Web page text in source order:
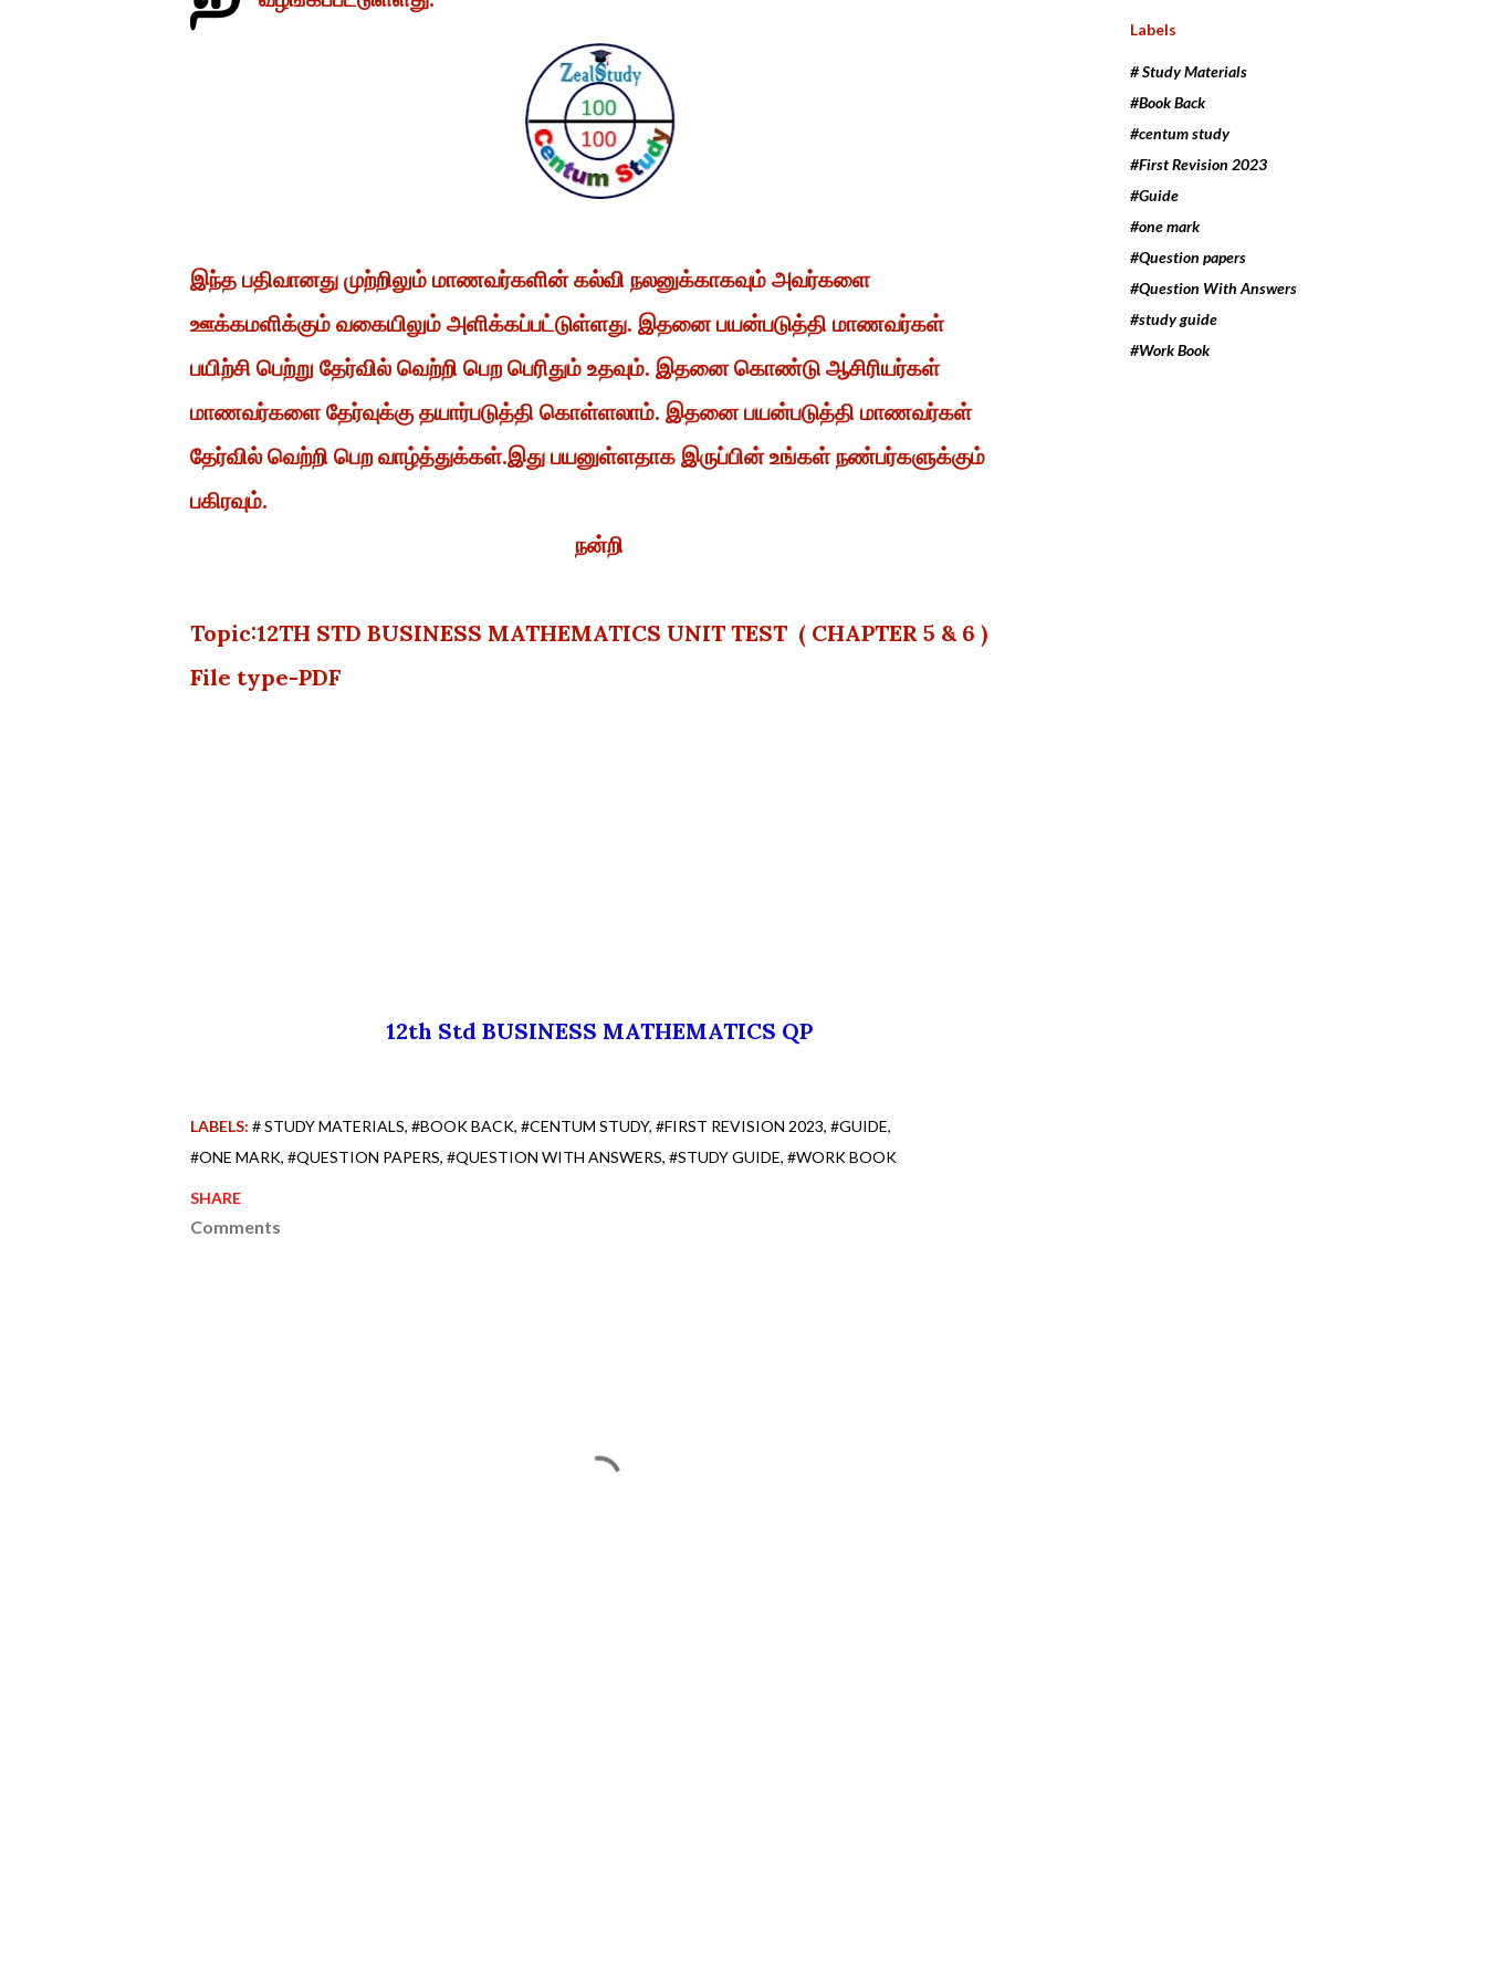
இந்த பதிவானது முற்றிலும் மாணவர்களின் கல்வி நலனுக்காகவும் அவர்களை
ஊக்கமளிக்கும் வகையிலும் அளிக்கப்பட்டுள்ளது. இதனை பயன்படுத்தி மாணவர்கள்
பயிற்சி பெற்று தேர்வில் வெற்றி பெற பெரிதும் உதவும். இதனை கொண்டு ஆசிரியர்கள்
மாணவர்களை தேர்வுக்கு தயார்படுத்தி கொள்ளலாம். இதனை பயன்படுத்தி மாணவர்கள்
தேர்வில் வெற்றி பெற வாழ்த்துக்கள்.இது பயனுள்ளதாக இருப்பின் உங்கள் நண்பர்களுக்கும்
பகிரவும்.
நன்றி
Topic:12TH STD BUSINESS MATHEMATICS UNIT TEST ( CHAPTER 5 & 6 )
File type-PDF
12th Std BUSINESS MATHEMATICS QP
Labels
# Study Materials
#Book Back
#centum study
#First Revision 2023
#Guide
#one mark
#Question papers
#Question With Answers
#study guide
#Work Book
LABELS: # STUDY MATERIALS #BOOK BACK #CENTUM STUDY #FIRST REVISION 2023 #GUIDE
#ONE MARK #QUESTION PAPERS #QUESTION WITH ANSWERS #STUDY GUIDE #WORK BOOK
SHARE
Comments